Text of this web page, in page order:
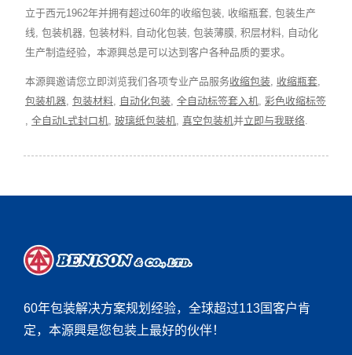
立于西元1962年并拥有超过60年的收缩包装, 收缩瓶套, 包装生产
线, 包装机器, 包装材料, 自动化包装, 包装薄膜, 积层材料, 自动化
生产制造经验，本源興总是可以达到客户各种品质的要求。
本源興邀请您立即浏览我们各项专业产品服务收缩包装 收缩瓶套
包装机器 包装材料 自动化包装 全自动标签套入机 彩色收缩标签
全自动L式封口机 玻璃纸包装机 真空包装机并立即与我联络
60年包装解决方案规划经验，全球超过113国客户肯
定，本源興是您包装上最好的伙伴！